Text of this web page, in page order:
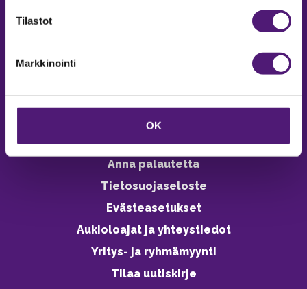
Tilastot
Markkinointi
OK
Vastuullisuus
Ympäristöohjelma
Avoimet työpaikat
Anna palautetta
Tietosuojaseloste
Evästeasetukset
Aukioloajat ja yhteystiedot
Yritys- ja ryhmämyynti
Tilaa uutiskirje